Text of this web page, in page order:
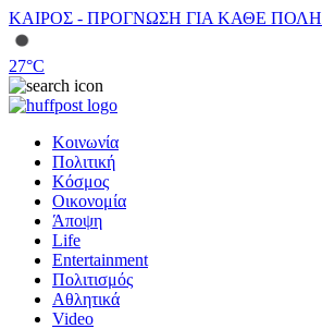
ΚΑΙΡΟΣ - ΠΡΟΓΝΩΣΗ ΓΙΑ ΚΑΘΕ ΠΟΛΗ
27°C
Κοινωνία
Πολιτική
Κόσμος
Οικονομία
Άποψη
Life
Entertainment
Πολιτισμός
Αθλητικά
Video